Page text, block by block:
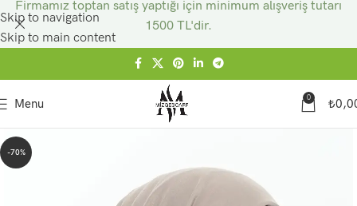
Skip to navigation
Skip to main content
Menu 0 ₺
-70%
Firmamız toptan satış yaptığı için minimum alışveriş tutarı
1500 TL'dir.